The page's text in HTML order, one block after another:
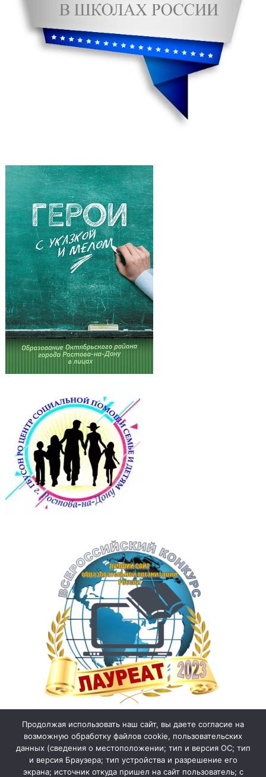
Продолжая использовать наш сайт, вы даете согласие на
возможную обработку файлов cookie, пользовательских
данных (сведения о местоположении; тип и версия ОС; тип
и версия Браузера; тип устройства и разрешение его
экрана; источник откуда пришел на сайт пользователь; с